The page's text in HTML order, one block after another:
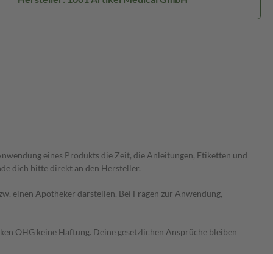
eines Produkts die Zeit, die Anleitungen, Etiketten und
dich bitte direkt an den Hersteller.
einen Apotheker darstellen. Bei Fragen zur Anwendung,
OHG keine Haftung. Deine gesetzlichen Ansprüche bleiben